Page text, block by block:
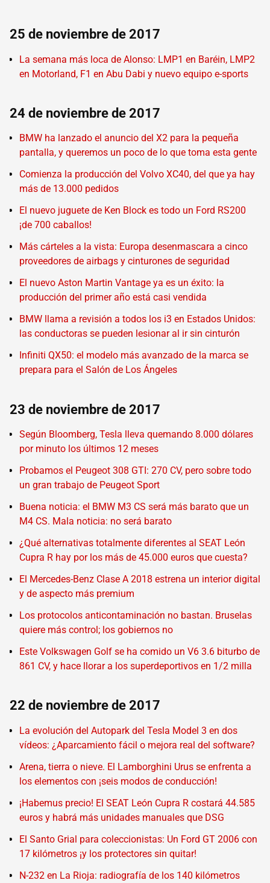
25 de noviembre de 2017
La semana más loca de Alonso: LMP1 en Baréin, LMP2
en Motorland, F1 en Abu Dabi y nuevo equipo e-sports
24 de noviembre de 2017
BMW ha lanzado el anuncio del X2 para la pequeña
pantalla, y queremos un poco de lo que toma esta gente
Comienza la producción del Volvo XC40, del que ya hay
más de 13.000 pedidos
El nuevo juguete de Ken Block es todo un Ford RS200
¡de 700 caballos!
Más cárteles a la vista: Europa desenmascara a cinco
proveedores de airbags y cinturones de seguridad
El nuevo Aston Martin Vantage ya es un éxito: la
producción del primer año está casi vendida
BMW llama a revisión a todos los i3 en Estados Unidos:
las conductoras se pueden lesionar al ir sin cinturón
Infiniti QX50: el modelo más avanzado de la marca se
prepara para el Salón de Los Ángeles
23 de noviembre de 2017
Según Bloomberg, Tesla lleva quemando 8.000 dólares
por minuto los últimos 12 meses
Probamos el Peugeot 308 GTI: 270 CV, pero sobre todo
un gran trabajo de Peugeot Sport
Buena noticia: el BMW M3 CS será más barato que un
M4 CS. Mala noticia: no será barato
¿Qué alternativas totalmente diferentes al SEAT León
Cupra R hay por los más de 45.000 euros que cuesta?
El Mercedes-Benz Clase A 2018 estrena un interior digital
y de aspecto más premium
Los protocolos anticontaminación no bastan. Bruselas
quiere más control; los gobiernos no
Este Volkswagen Golf se ha comido un V6 3.6 biturbo de
861 CV, y hace llorar a los superdeportivos en 1/2 milla
22 de noviembre de 2017
La evolución del Autopark del Tesla Model 3 en dos
vídeos: ¿Aparcamiento fácil o mejora real del software?
Arena, tierra o nieve. El Lamborghini Urus se enfrenta a
los elementos con ¡seis modos de conducción!
¡Habemus precio! El SEAT León Cupra R costará 44.585
euros y habrá más unidades manuales que DSG
El Santo Grial para coleccionistas: Un Ford GT 2006 con
17 kilómetros ¡y los protectores sin quitar!
N-232 en La Rioja: radiografía de los 140 kilómetros